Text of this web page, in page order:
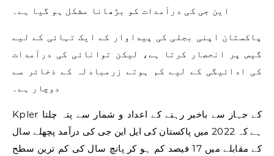
این جی کی درآمدات کو بڑھانا مشکل ہو گیا ہے۔
پاکستان اپنی بجلی کی پیداوار کے ایک تہائی کے لیے
گیس پر انحصار کرتا ہے، لیکن توانائی کی درآمدات
کی ادائیگی کے لیے کم ہوتے زرمبادلہ کے ذخائر سے
دوچار ہے۔
Kpler کے جہاز سے باخبر رہنے کے اعداد و شمار سے پتہ چلتا
ہے کہ 2022 میں پاکستان کی ایل این جی کی درآمد پچھلے سال
کے مقابلے میں 17 فیصد کم ہو کر پانچ سال کی کم ترین سطح